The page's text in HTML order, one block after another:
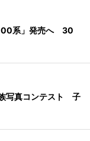
系」発売へ 30
写真コンテスト 子